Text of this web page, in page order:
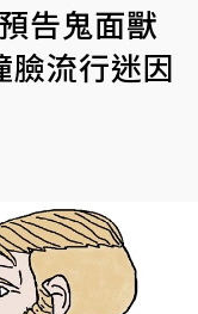
告鬼面獸
流行迷因